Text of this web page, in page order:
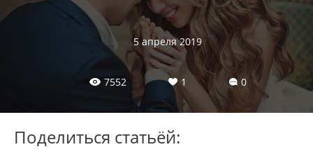
5 апреля 2019
7552 1 0
Поделиться статьёй: